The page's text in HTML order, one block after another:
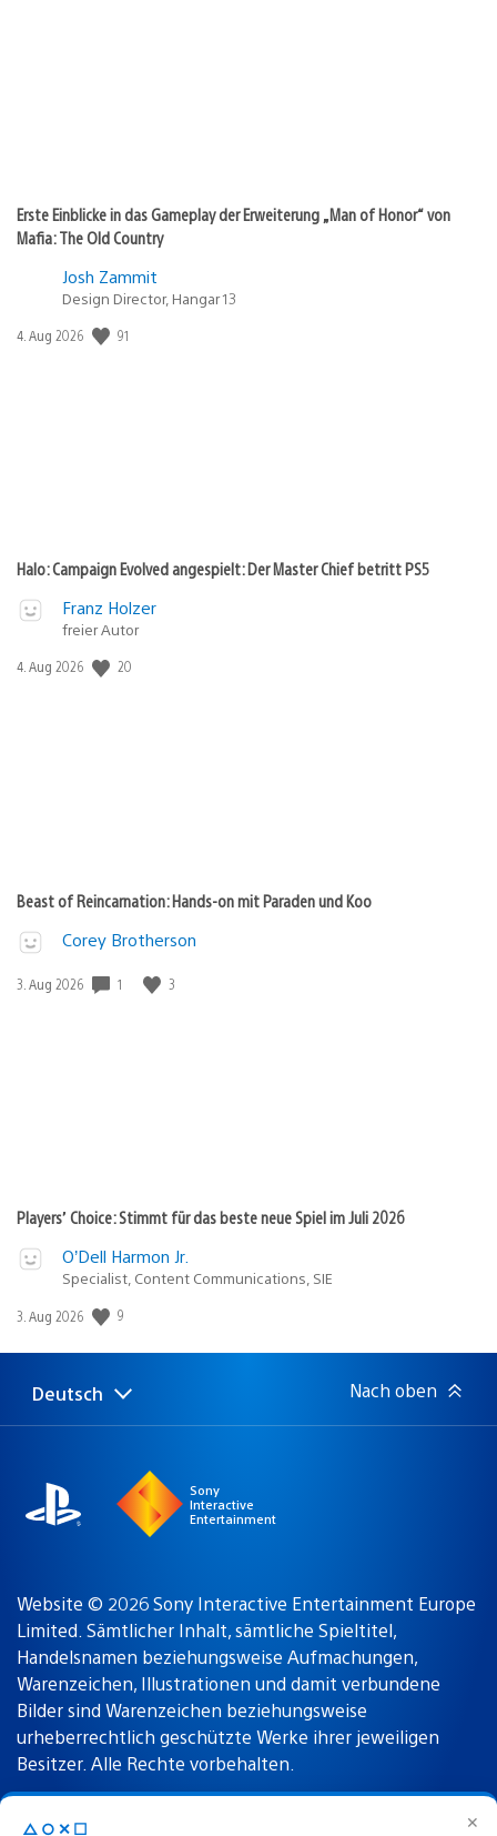
✕
△○✕☐
Erste Einblicke in das Gameplay der Erweiterung „Man of Honor“ von
Mafia: The Old Country
Josh Zammit
Design Director, Hangar 13
Veröffentlichungsdatum:
4. Aug 2026 91
Halo: Campaign Evolved angespielt: Der Master Chief betritt PS5
Franz Holzer
freier Autor
Veröffentlichungsdatum:
4. Aug 2026 20
Beast of Reincarnation: Hands-on mit Paraden und Koo
Corey Brotherson
Veröffentlichungsdatum:
3. Aug 2026 1 3
Players’ Choice: Stimmt für das beste neue Spiel im Juli 2026
O’Dell Harmon Jr.
Specialist, Content Communications, SIE
Veröffentlichungsdatum:
3. Aug 2026 9
Select
a
Aktuelle
Region:
Deutsch Nach oben
Sony
Interactive
Entertainment
Website © 2026 Sony Interactive Entertainment Europe
Limited. Sämtlicher Inhalt, sämtliche Spieltitel,
Handelsnamen beziehungsweise Aufmachungen,
Warenzeichen, Illustrationen und damit verbundene
Bilder sind Warenzeichen beziehungsweise
urheberrechtlich geschützte Werke ihrer jeweiligen
Besitzer. Alle Rechte vorbehalten.